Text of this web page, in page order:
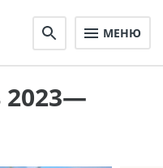
МЕНЮ
2023—